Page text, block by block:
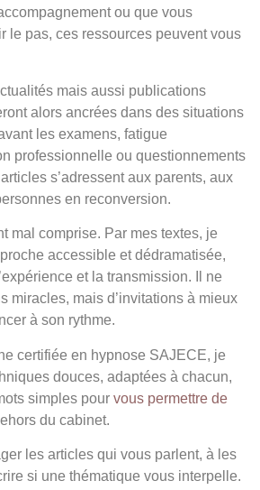
ou que vous
le pas, ces ressources peuvent vous
mais aussi publications
alors ancrées dans des situations
les examens, fatigue
professionnelle ou questionnements
s’adressent aux parents, aux
en reconversion.
mal comprise. Par mes textes, je
accessible et dédramatisée,
et la transmission. Il ne
miracles, mais d’invitations à mieux
à son rythme.
certifiée en hypnose SAJECE, je
douces, adaptées à chacun,
simples pour vous permettre de
du cabinet.
les articles qui vous parlent, à les
si une thématique vous interpelle.